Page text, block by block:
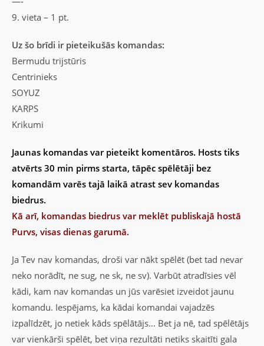
9. vieta – 1 pt.
Uz šo brīdi ir pieteikušās komandas:
Bermudu trijstūris
Centrinieks
SOYUZ
KARPS
Krikumi
Jaunas komandas var pieteikt komentāros. Hosts tiks
atvērts 30 min pirms starta, tāpēc spēlētāji bez
komandām varēs tajā laikā atrast sev komandas
biedrus.
Kā arī, komandas biedrus var meklēt publiskajā hostā
Purvs, visas dienas garumā.
Ja Tev nav komandas, droši var nākt spēlēt (bet tad nevar
neko norādīt, ne sug, ne sk, ne sv). Varbūt atradīsies vēl
kādi, kam nav komandas un jūs varēsiet izveidot jaunu
komandu. Iespējams, ka kādai komandai vajadzēs
izpalīdzēt, jo netiek kāds spēlātājs… Bet ja nē, tad spēlētājs
var vienkārši spēlēt, bet viņa rezultāti netiks skaitīti gala